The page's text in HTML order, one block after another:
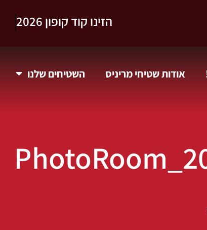
הזינו קוד קופון 2026
אודות שטיחי מריניס השטיחים שלנו